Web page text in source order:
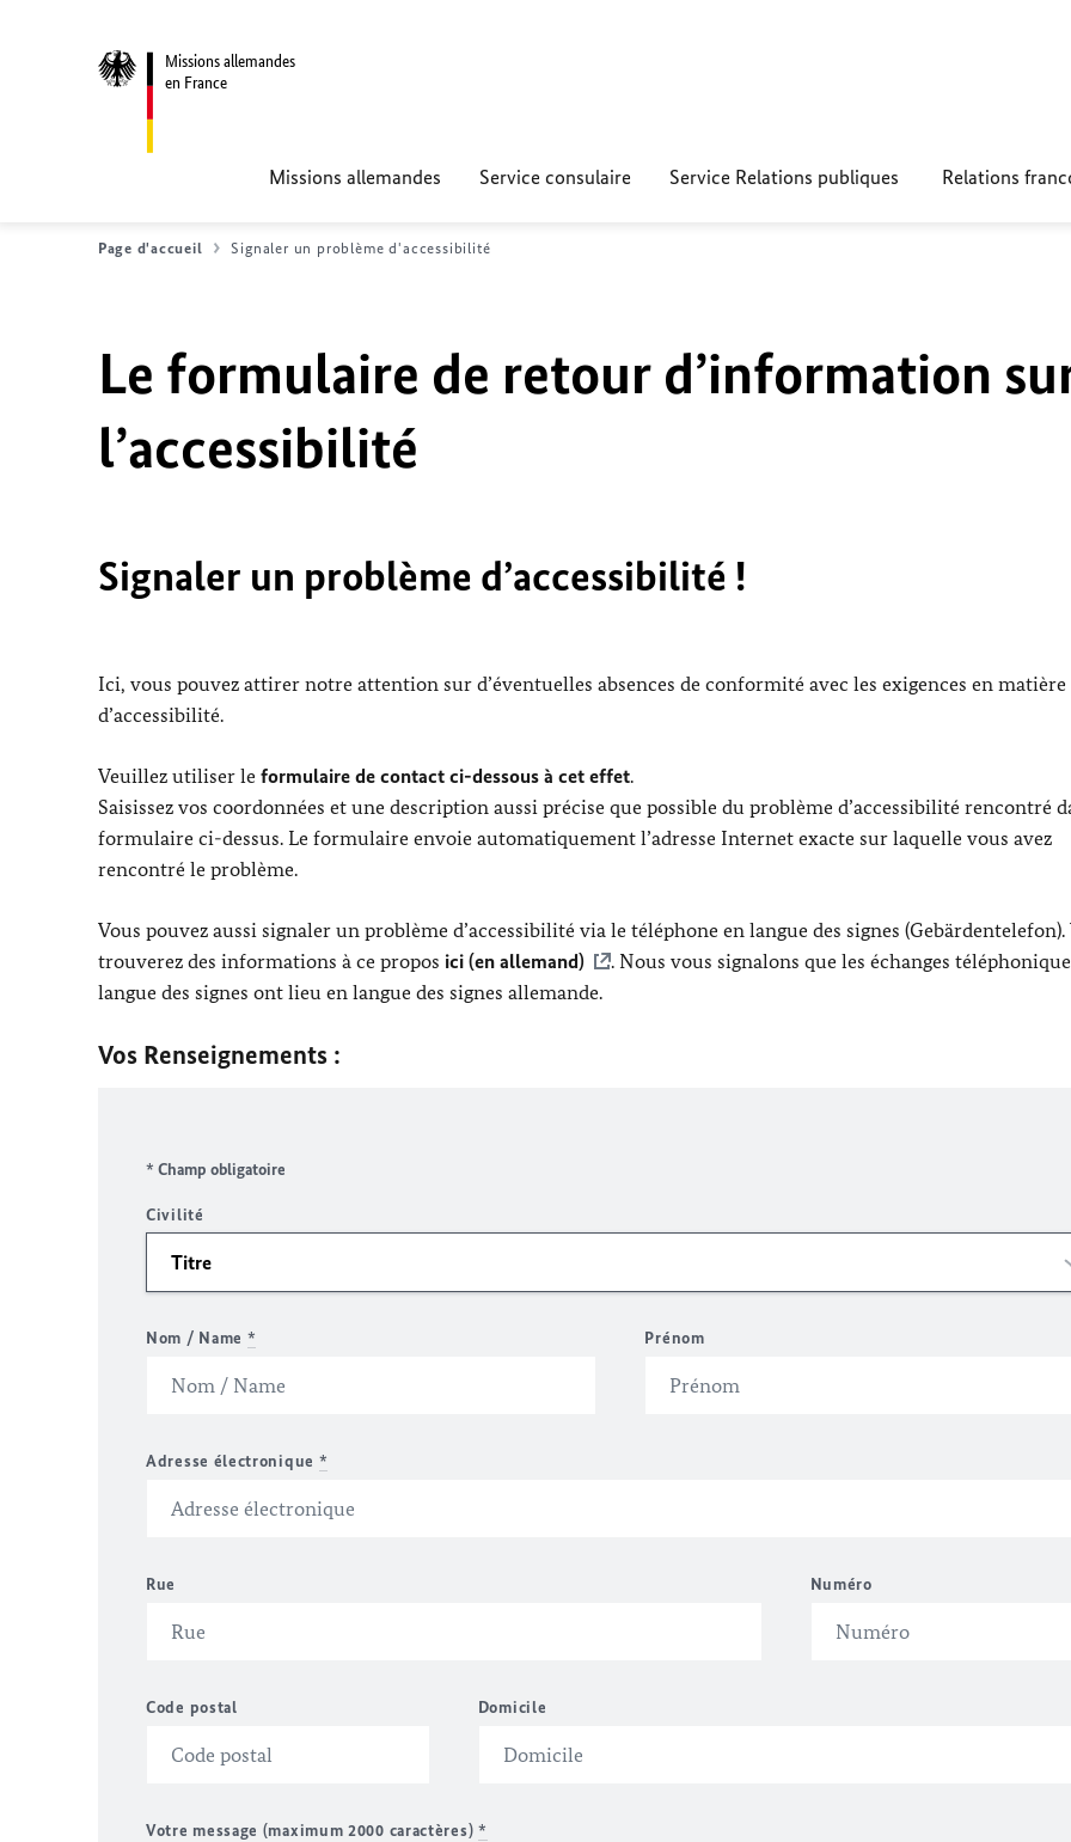
Missions allemandes
en France
Missions allemandes Service consulaire Service Relations publiques Relations
Page d'accueil Signaler un problème d'accessibilité
Le formulaire de retour d’information
l’accessibilité
Signaler un problème d’accessibilité !
Ici, vous pouvez attirer notre attention sur d’éventuelles absences de conformité avec les exigences en matière
d’accessibilité.
Veuillez utiliser le formulaire de contact ci-dessous à cet effet.
Saisissez vos coordonnées et une description aussi précise que possible du problème d’accessibilité rencontré
formulaire ci-dessus. Le formulaire envoie automatiquement l’adresse Internet exacte sur laquelle vous avez
rencontré le problème.
Vous pouvez aussi signaler un problème d’accessibilité via le téléphone en langue des signes (Gebärdentelefon).
trouverez des informations à ce propos ici (en allemand)
. Nous vous signalons que les échanges
langue des signes ont lieu en langue des signes allemande.
Vos Renseignements :
* Champ obligatoire
Civilité
Nom / Name * Prénom
Adresse électronique *
Rue Numéro
Code postal Domicile
Votre message (maximum 2000 caractères) *